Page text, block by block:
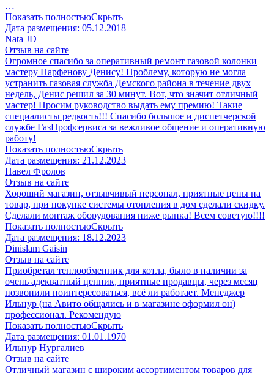
…
Показать полностьюСкрыть
Дата размещения: 05.12.2018
Nata JD
Отзыв на сайте
Огромное спасибо за оперативный ремонт газовой колонки
мастеру Парфенову Денису! Проблему, которую не могла
устранить газовая служба Демского района в течение двух
недель, Денис решил за 30 минут. Вот, что значит отличный
мастер! Просим руководство выдать ему премию! Такие
специалисты редкость!!! Спасибо большое и диспетчерской
службе ГазПрофсервиса за вежливое общение и оперативную
работу!
Показать полностьюСкрыть
Дата размещения: 21.12.2023
Павел Фролов
Отзыв на сайте
Хороший магазин, отзывчивый персонал, приятные цены на
товар, при покупке системы отопления в дом сделали скидку.
Сделали монтаж оборудования ниже рынка! Всем советую!!!!
Показать полностьюСкрыть
Дата размещения: 18.12.2023
Dinislam Gaisin
Отзыв на сайте
Приобретал теплообменник для котла, было в наличии за
очень адекватный ценник, приятные продавцы, через месяц
позвонили поинтересоваться, всё ли работает. Менеджер
Ильнур (на Авито общались и в магазине оформил он)
профессионал. Рекомендую
Показать полностьюСкрыть
Дата размещения: 01.01.1970
Ильнур Нургалиев
Отзыв на сайте
Отличный магазин с широким ассортиментом товаров для